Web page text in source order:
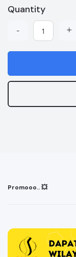
Quantity
- +
Promooo.. 💥